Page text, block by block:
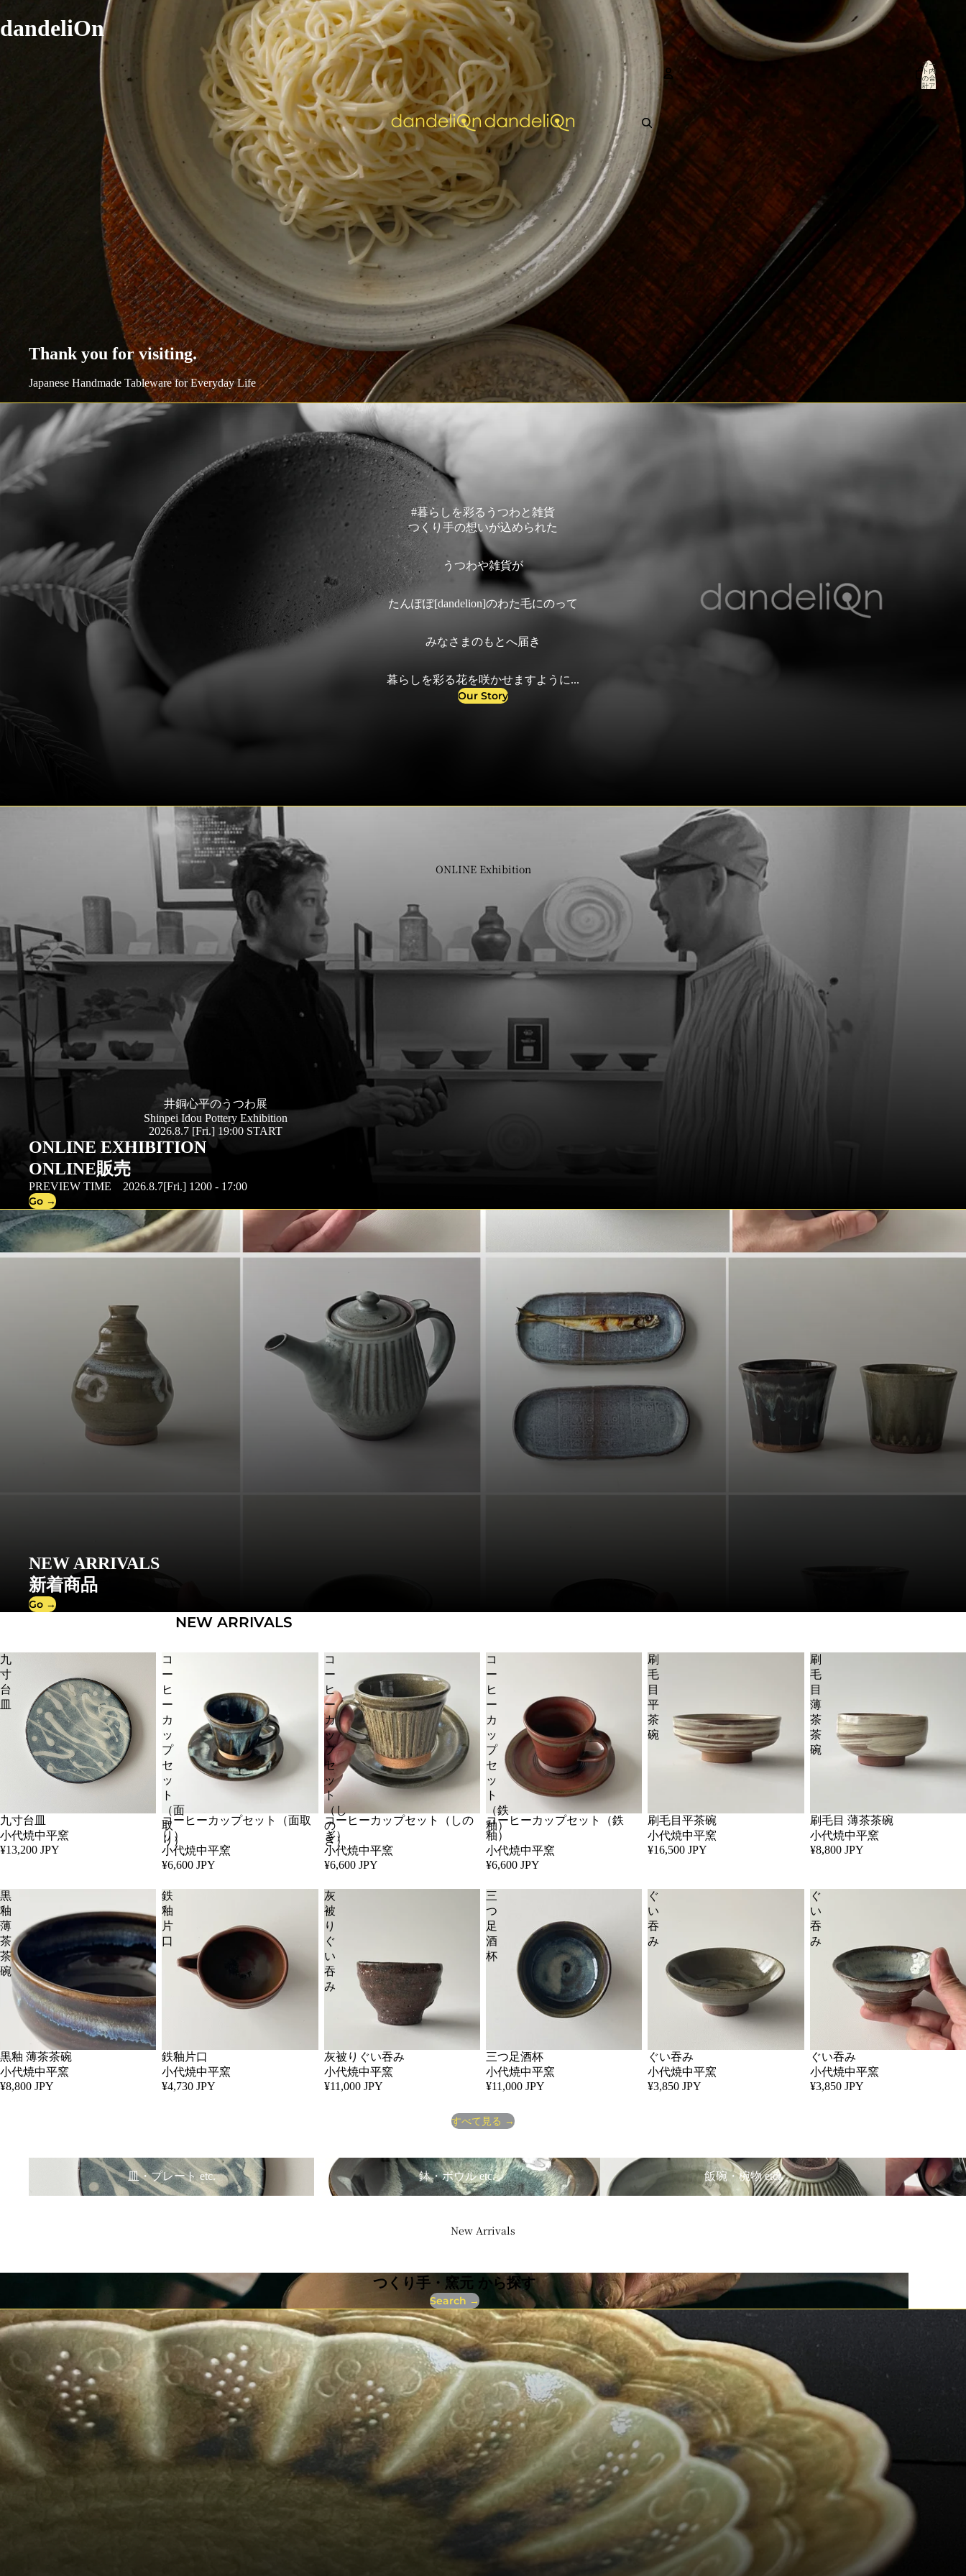
dandeliOn
アカウント
その他のログインオプション
カー
ト内
の合
計ア
イテ
ONLINE Exhibition
New Arrivals
Thank you for visiting.
Japanese Handmade Tableware for Everyday Life
#暮らしを彩るうつわと雑貨
つくり手の想いが込められた
うつわや雑貨が
たんぽぽ[dandelion]のわた毛にのって
みなさまのもとへ届き
暮らしを彩る花を咲かせますように...
Our Story
井銅心平のうつわ展
Shinpei Idou Pottery Exhibition
2026.8.7 [Fri.] 19:00 START
ONLINE EXHIBITION
ONLINE販売
PREVIEW TIME 2026.8.7[Fri.] 1200 - 17:00
Go →
NEW ARRIVALS
新着商品
Go →
NEW ARRIVALS
九
寸
台
皿
九寸台皿
小代焼中平窯
¥13,200 JPY
コ
ー
ヒ
ー
カ
ッ
プ
セ
ッ
ト
（面
取
り）
コーヒーカップセット（面取
り）
小代焼中平窯
¥6,600 JPY
コ
ー
ヒ
ー
カ
ッ
プ
セ
ッ
ト
（し
の
ぎ）
コーヒーカップセット（しの
ぎ）
小代焼中平窯
¥6,600 JPY
コ
ー
ヒ
ー
カ
ッ
プ
セ
ッ
ト
（鉄
釉）
コーヒーカップセット（鉄
釉）
小代焼中平窯
¥6,600 JPY
刷
毛
目
平
茶
碗
刷毛目平茶碗
小代焼中平窯
¥16,500 JPY
刷
毛
目
薄
茶
茶
碗
刷毛目 薄茶茶碗
小代焼中平窯
¥8,800 JPY
黒
釉
薄
茶
茶
碗
黒釉 薄茶茶碗
小代焼中平窯
¥8,800 JPY
鉄
釉
片
口
鉄釉片口
小代焼中平窯
¥4,730 JPY
灰
被
り
ぐ
い
吞
み
灰被りぐい吞み
小代焼中平窯
¥11,000 JPY
三
つ
足
酒
杯
三つ足酒杯
小代焼中平窯
¥11,000 JPY
ぐ
い
吞
み
ぐい吞み
小代焼中平窯
¥3,850 JPY
ぐ
い
吞
み
ぐい吞み
小代焼中平窯
¥3,850 JPY
すべて見る →
皿・プレート etc.
皿・プレート etc.
鉢・ボウル etc.
鉢・ボウル etc.
飯碗・椀物 etc.
飯碗・椀物 etc.
湯呑・カップ
つくり手・窯元 から探す
Search →